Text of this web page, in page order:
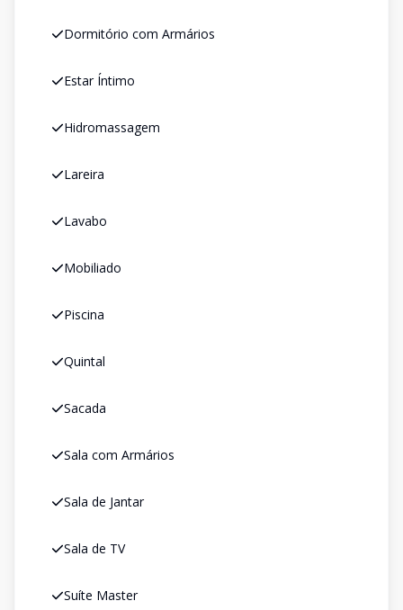
Dormitório com Armários
Estar Íntimo
Hidromassagem
Lareira
Lavabo
Mobiliado
Piscina
Quintal
Sacada
Sala com Armários
Sala de Jantar
Sala de TV
Suíte Master